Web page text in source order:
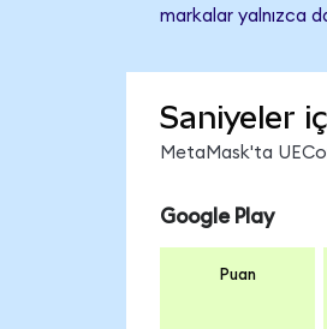
markalar yalnızca
Saniyeler
MetaMask'ta
Google Play
Puan